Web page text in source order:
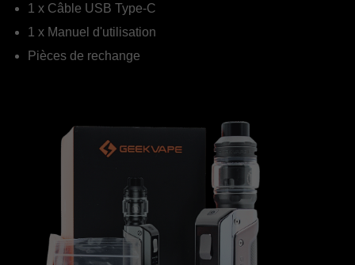
1 x Câble USB Type-C
1 x Manuel d'utilisation
Pièces de rechange